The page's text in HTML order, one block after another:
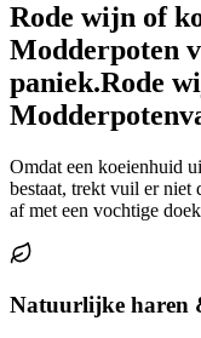
Rode wijn of
Modderpoten
paniek.Rode
Modderpoten
Omdat een koeienhuid
bestaat, trekt vuil er niet
af met een vochtige
Natuurlijke haren